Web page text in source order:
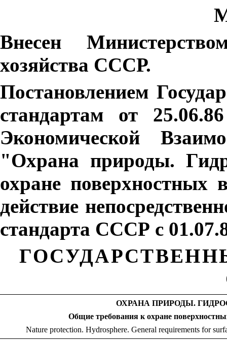
Внесен
хозяйства СССР.
Постановлением
стандартам от
Экономической
"Охрана природы.
охране поверхностных
действие
стандарта СССР с
ОХРАНА ПРИРОДЫ.
Общие требования к охране
Nature protection. Hydrosphere. General requirements for